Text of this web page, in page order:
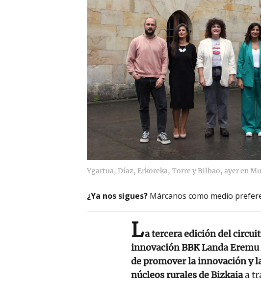
Ygartua, Díaz, Erkoreka, Torre y Bilbao, ayer en
¿Ya nos sigues? Márcanos como medio
La tercera edición del
innovación BBK Landa
de promover la innovación y
núcleos rurales de Bizkaiaa